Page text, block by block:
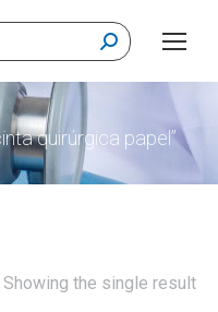
quirúrgica papel”
Showing the single result